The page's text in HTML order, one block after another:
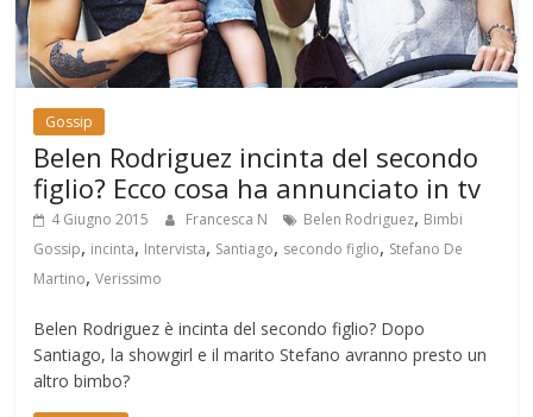
Gossip
Belen Rodriguez incinta del secondo
figlio? Ecco cosa ha annunciato in tv
4 Giugno 2015 Francesca N Belen Rodriguez, Bimbi
Gossip, incinta, Intervista, Santiago, secondo figlio, Stefano De
Martino,Verissimo
Belen Rodriguez è incinta del secondo figlio? Dopo
Santiago, la showgirl e il marito Stefano avranno presto un
altro bimbo?